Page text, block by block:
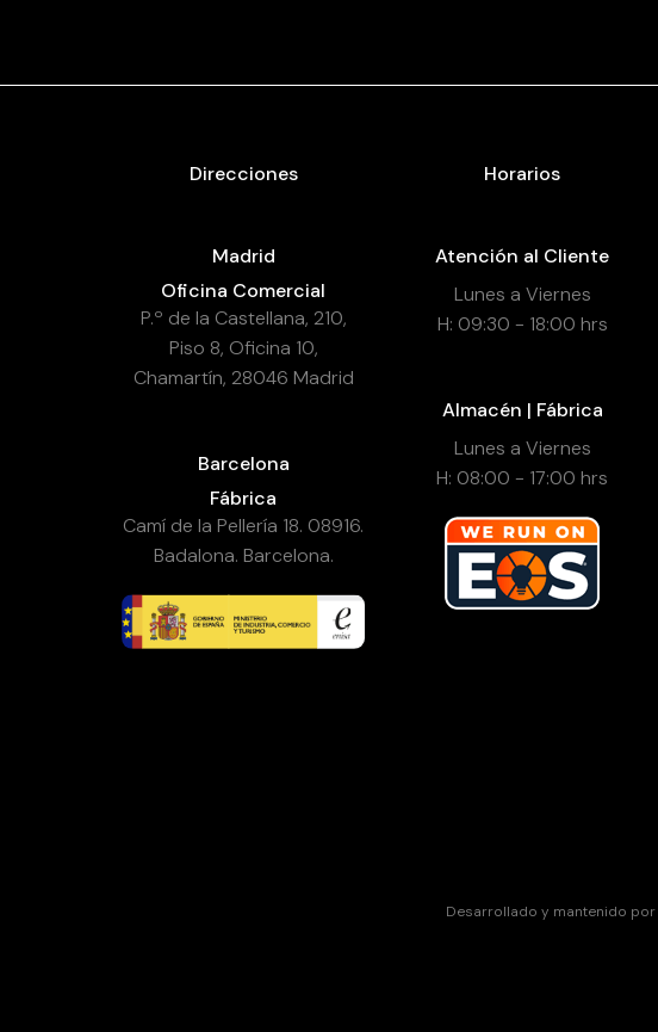
Direcciones
Madrid
Oficina Comercial
P.º de la Castellana, 210,
Piso 8, Oficina 10,
Chamartín, 28046 Madrid
Barcelona
Fábrica
Camí de la Pellería 18. 08916.
Badalona. Barcelona.
Horarios
Atención al Cliente
Lunes a Viernes
H: 09:30 - 18:00 hrs
Almacén | Fábrica
Lunes a Viernes
H: 08:00 - 17:00 hrs
Desarrollado y mantenido por